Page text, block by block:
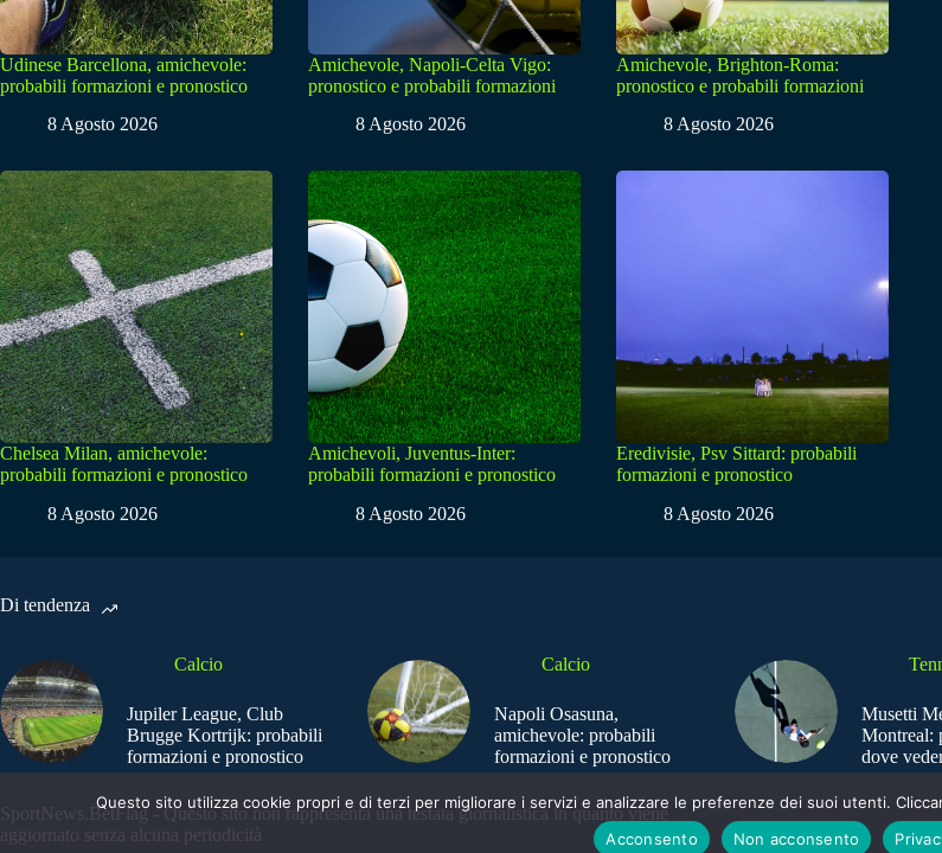
Udinese Barcellona, amichevole:
probabili formazioni e pronostico
8 Agosto 2026
Amichevole, Napoli-Celta Vigo:
pronostico e probabili formazioni
8 Agosto 2026
Amichevole, Brighton-Roma:
pronostico e probabili formazioni
8 Agosto 2026
Chelsea Milan, amichevole:
probabili formazioni e pronostico
8 Agosto 2026
Amichevoli, Juventus-Inter:
probabili formazioni e pronostico
8 Agosto 2026
Eredivisie, Psv Sittard: probabili
formazioni e pronostico
8 Agosto 2026
Di tendenza
Calcio
Jupiler League, Club
Brugge Kortrijk: probabili
formazioni e pronostico
Calcio
Napoli Osasuna,
amichevole: probabili
formazioni e pronostico
Musetti
Montreal:
dove
SportNews.BetFlag - Questo sito non rappresenta una testata giornalistica in quanto viene
aggiornato senza alcuna periodicità
Questo sito utilizza cookie propri e di terzi per migliorare i servizi e analizzare le preferenze dei suoi utenti.
Acconsento
Non acconsento